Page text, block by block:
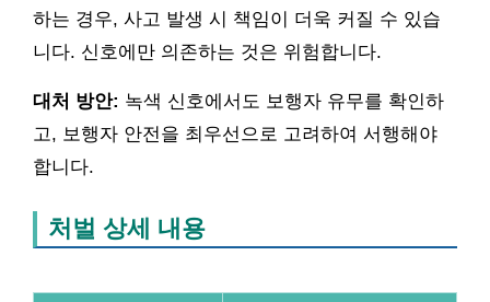
하는 경우, 사고 발생 시 책임이 더욱 커질 수 있습
니다. 신호에만 의존하는 것은 위험합니다.
대처 방안: 녹색 신호에서도 보행자 유무를 확인하
고, 보행자 안전을 최우선으로 고려하여 서행해야
합니다.
처벌 상세 내용